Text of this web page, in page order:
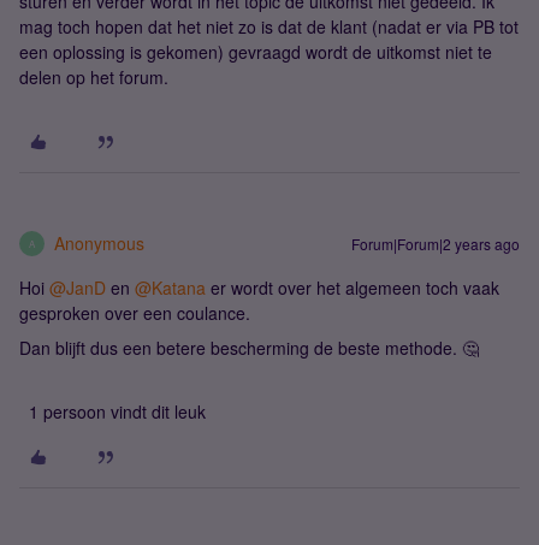
mag toch hopen dat het niet zo is dat de klant (nadat er via PB tot
een oplossing is gekomen) gevraagd wordt de uitkomst niet te
delen op het forum.
A Anonymous Forum|Forum|2 years ago
Hoi @JanD en @Katana er wordt over het algemeen toch vaak
gesproken over een coulance.
Dan blijft dus een betere bescherming de beste methode. 🤔
1 persoon vindt dit leuk